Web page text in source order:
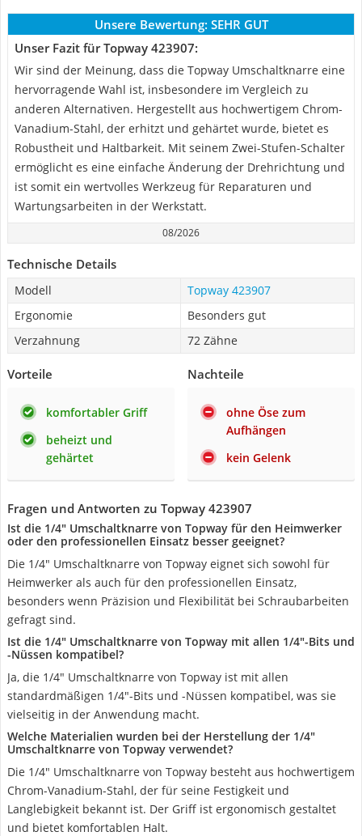
Unsere Bewertung: SEHR GUT
Unser Fazit für Topway 423907:
Wir sind der Meinung, dass die Topway Umschaltknarre eine
hervorragende Wahl ist, insbesondere im Vergleich zu
anderen Alternativen. Hergestellt aus hochwertigem Chrom-
Vanadium-Stahl, der erhitzt und gehärtet wurde, bietet es
Robustheit und Haltbarkeit. Mit seinem Zwei-Stufen-Schalter
ermöglicht es eine einfache Änderung der Drehrichtung und
ist somit ein wertvolles Werkzeug für Reparaturen und
Wartungsarbeiten in der Werkstatt.
08/2026
Technische Details
Modell
Topway 423907
Ergonomie
Besonders gut
Verzahnung
72 Zähne
Vorteile
komfortabler Griff
beheizt und
gehärtet
Nachteile
ohne Öse zum
Aufhängen
kein Gelenk
Fragen und Antworten zu Topway 423907
Ist die 1/4" Umschaltknarre von Topway für den Heimwerker
oder den professionellen Einsatz besser geeignet?
Die 1/4" Umschaltknarre von Topway eignet sich sowohl für
Heimwerker als auch für den professionellen Einsatz,
besonders wenn Präzision und Flexibilität bei Schraubarbeiten
gefragt sind.
Ist die 1/4" Umschaltknarre von Topway mit allen 1/4"-Bits und
-Nüssen kompatibel?
Ja, die 1/4" Umschaltknarre von Topway ist mit allen
standardmäßigen 1/4"-Bits und -Nüssen kompatibel, was sie
vielseitig in der Anwendung macht.
Welche Materialien wurden bei der Herstellung der 1/4"
Umschaltknarre von Topway verwendet?
Die 1/4" Umschaltknarre von Topway besteht aus hochwertigem
Chrom-Vanadium-Stahl, der für seine Festigkeit und
Langlebigkeit bekannt ist. Der Griff ist ergonomisch gestaltet
und bietet komfortablen Halt.